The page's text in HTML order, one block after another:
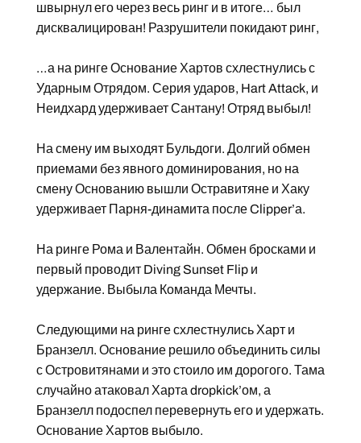
швырнул его через весь ринг и в итоге… был
дисквалицирован! Разрушители покидают ринг,
…а на ринге Основание Хартов схлестнулись с
Ударным Отрядом. Серия ударов, Hart Attack, и
Неидхард удерживает Сантану! Отряд выбыл!
На смену им выходят Бульдоги. Долгий обмен
приемами без явного доминирования, но на
смену Основанию вышли Остравитяне и Хаку
удерживает Парня-динамита после Clipper’а.
На ринге Рома и Валентайн. Обмен бросками и
первый проводит Diving Sunset Flip и
удержание. Выбыла Команда Мечты.
Следующими на ринге схлестнулись Харт и
Бранзелл. Основание решило объединить силы
с Островитянами и это стоило им дорогого. Тама
случайно атаковал Харта dropkick’ом, а
Бранзелл подоспел перевернуть его и удержать.
Основание Хартов выбыло.